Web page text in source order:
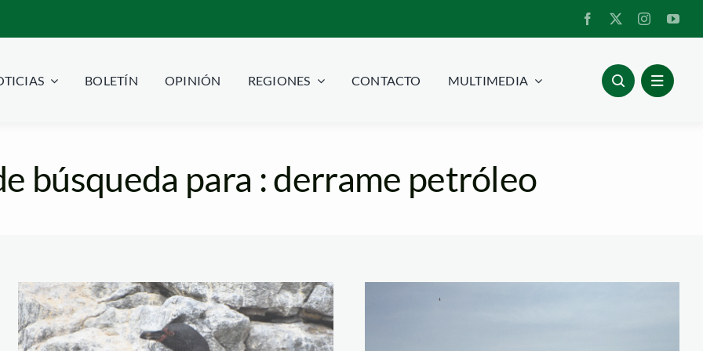
BOLETÍN OPINIÓN REGIONES CONTACTO MULTIMEDIA
búsqueda para : derrame petróleo